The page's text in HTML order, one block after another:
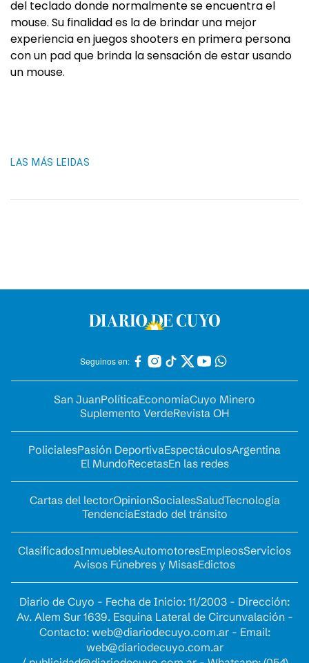
del teclado donde normalmente se encuentra el
mouse. Su finalidad es la de brindar una mejor
experiencia en juegos shooters en primera persona
con un pad que brinda la sensación de estar usando
un mouse.
LAS MÁS LEIDAS
Seguinos en:
San JuanPolíticaEconomíaCuyo Minero
Suplemento VerdeRevista OH
PolicialesPasión DeportivaEspectáculosArgentina
El MundoRecetasEn las redes
Cartas del lectorOpinionSocialesSaludTecnología
TendenciaEstado del tránsito
ClasificadosInmueblesAutomotoresEmpleosServicios
Avisos Fúnebres y MisasEdictos
Diario de Cuyo - Fecha de Inicio: 11/2003 - Dirección:
Av. Alem Sur 1639. Esquina Lateral de Circunvalación -
Contacto: web@diariodecuyo.com.ar- Email:
web@diariodecuyo.com.ar